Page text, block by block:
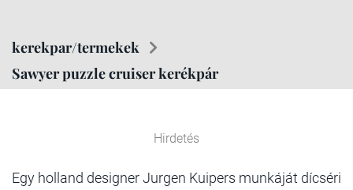
kerekpar/termekek
Sawyer puzzle cruiser kerékpár
Hirdetés
Egy holland designer Jurgen Kuipers munkáját dícséri